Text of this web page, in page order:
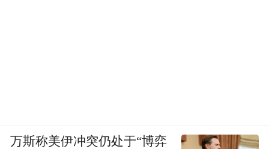
万斯称美伊冲突仍处于“博弈